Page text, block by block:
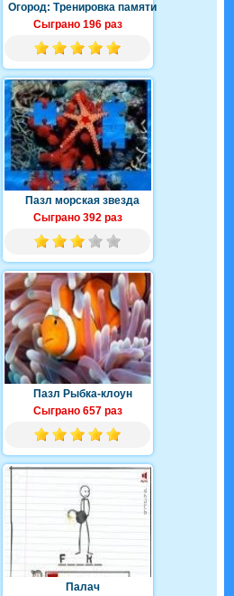
Огород: Тренировка памяти
Сыграно 196 раз
Пазл морская звезда
Сыграно 392 раз
Пазл Рыбка-клоун
Сыграно 657 раз
Палач